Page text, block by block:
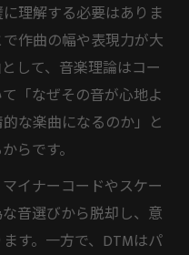
理解する必要はありま
作曲の幅や表現力が大
して、音楽理論はコー
「なぜその音が心地よ
な楽曲になるのか」と
らです。
イナーコードやスケー
音選びから脱却し、意
す。一方で、DTMはパ